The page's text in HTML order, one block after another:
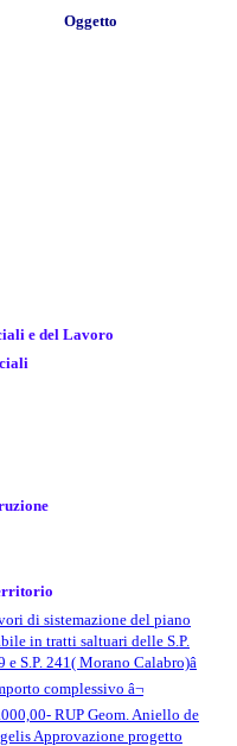
Oggetto
e del Lavoro
di sistemazione del piano
in tratti saltuari delle S.P.
e S.P. 241( Morano Calabro)â
complessivo â¬
RUP Geom. Aniello de
Approvazione progetto